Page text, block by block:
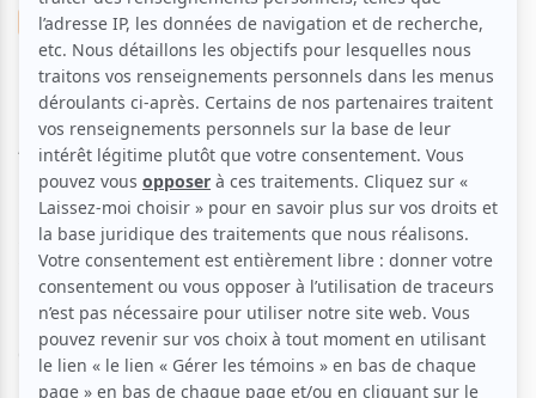
Musique Festive Chanson franco Chanson franco
La galaxie d'Alexis
Aucune offre promotionnelle
disponible
Soyez les premiers avisés dès qu'il y aura une offre promo
pour La galaxie d'Alexis:INSCRIVEZ-VOUS
La Galaxie d'Alexis est un rassemblement musical mensuel
à L'ALIZÉ.